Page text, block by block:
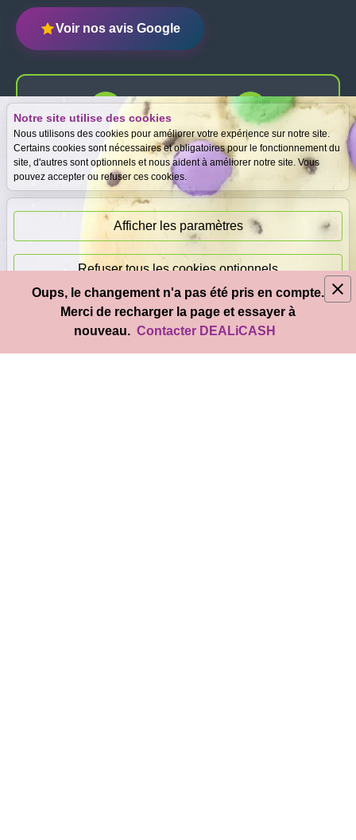
Notre site utilise des cookies
Nous utilisons des cookies pour améliorer votre expérience sur notre site.
Certains cookies sont nécessaires et obligatoires pour le fonctionnement du
site, d'autres sont optionnels et nous aident à améliorer notre site. Vous
pouvez accepter ou refuser ces cookies.
Afficher les paramètres
Refuser tous les cookies optionnels
Accepter tous les cookies
Voir nos avis Google
Expertise
gratuite
Meilleurs prix
garantis
Paiement
immédiat
© 2026 DEALiCASH- Tous droits réservés
Oups, le changement n'a pas été pris en compte.
Merci de recharger la page et essayer à
nouveau. Contacter DEALiCASH